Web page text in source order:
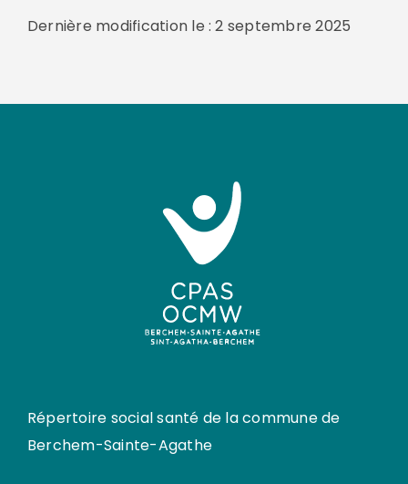
Dernière modification le : 2 septembre 2025
Répertoire social santé de la commune de
Berchem-Sainte-Agathe